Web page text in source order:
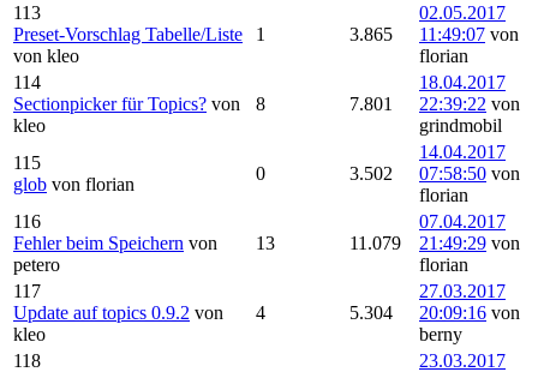
113
Preset-Vorschlag Tabelle/Liste
von kleo
1 3.865
02.05.2017
11:49:07 von
florian
114
Sectionpicker für Topics? von
kleo
8 7.801
18.04.2017
22:39:22 von
grindmobil
115
glob von florian
0 3.502
14.04.2017
07:58:50 von
florian
116
Fehler beim Speichern von
petero
13 11.079
07.04.2017
21:49:29 von
florian
117
Update auf topics 0.9.2 von
kleo
4 5.304
27.03.2017
20:09:16 von
berny
118
23.03.2017